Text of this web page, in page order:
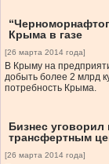
Крыма в газе
[26 марта 2014 года]
В Крыму на
добыть более 2 млрд
потребность Крыма.
Бизнес уговорил
трансфертным
[26 марта 2014 года]